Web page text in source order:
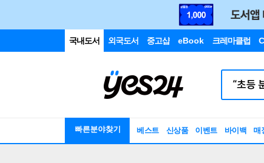
국내도서 외국도서 중고샵 eBook 크레마클럽
빠른분야찾기 베스트 신상품 이벤트 바이백 매